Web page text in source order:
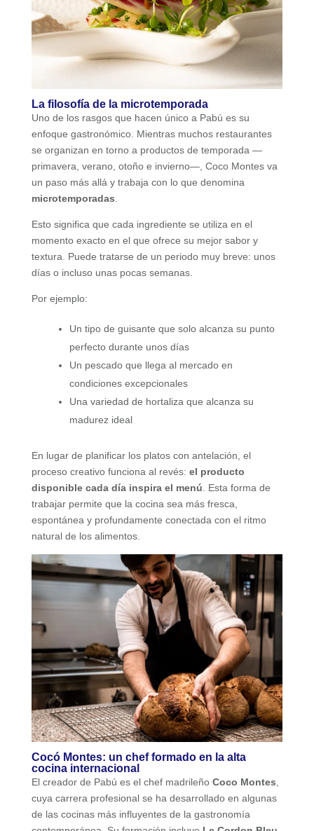
La filosofía de la microtemporada
Uno de los rasgos que hacen único a Pabú es su
enfoque gastronómico. Mientras muchos restaurantes
se organizan en torno a productos de temporada —
primavera, verano, otoño e invierno—, Coco Montes va
un paso más allá y trabaja con lo que denomina
microtemporadas
Esto significa que cada ingrediente se utiliza en el
momento exacto en el que ofrece su mejor sabor y
textura. Puede tratarse de un periodo muy breve: unos
días o incluso unas pocas semanas.
Por ejemplo:
Un tipo de guisante que solo alcanza su punto
perfecto durante unos días
Un pescado que llega al mercado en
condiciones excepcionales
Una variedad de hortaliza que alcanza su
madurez ideal
En lugar de planificar los platos con antelación, el
proceso creativo funciona al revés: el producto
disponible cada día inspira el menú . Esta forma de
trabajar permite que la cocina sea más fresca,
espontánea y profundamente conectada con el ritmo
natural de los alimentos.
Cocó Montes: un chef formado en la alta
cocina internacional
El creador de Pabú es el chef madrileño Coco Montes,
cuya carrera profesional se ha desarrollado en algunas
de las cocinas más influyentes de la gastronomía